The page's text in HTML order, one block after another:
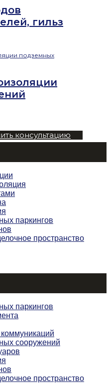
гильз
консультацию
паркингов
пространство
паркингов
сооружений
пространство